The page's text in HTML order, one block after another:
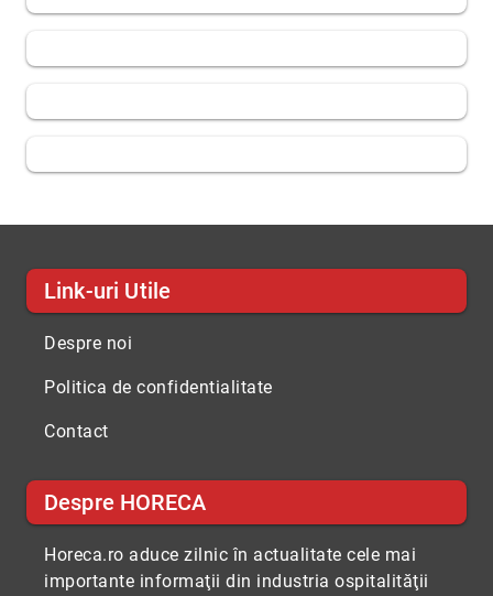
Link-uri Utile
Despre noi
Politica de confidentialitate
Contact
Despre HORECA
Horeca.ro aduce zilnic în actualitate cele mai
importante informaţii din industria ospitalităţii